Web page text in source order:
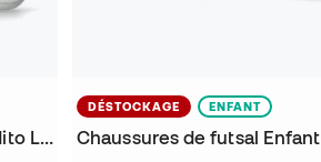
Chaussures de futsal Enfant Rondito Lacets Élastiques
DÉSTOCKAGE ENFANT